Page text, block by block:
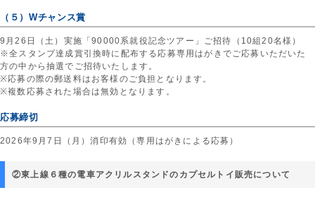
（５）Wチャンス賞
9月26日（土）実施「90000系就役記念ツアー」ご招待（10組20名様）
※全スタンプ達成賞引換時に配布する応募専用はがきでご応募いただいた
方の中から抽選でご招待いたします。
※応募の際の郵送料はお客様のご負担となります。
※複数応募された場合は無効となります。
応募締切
2026年9月7日（月）消印有効（専用はがきによる応募）
②東上線６種の電車アクリルスタンドのカプセルトイ販売について